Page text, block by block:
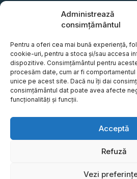
Administrează
consimțământul
Pentru a oferi cea mai bună experiență,
cookie-uri, pentru a stoca și/sau accesa
dispozitive. Consimțământul pentru
procesăm date, cum ar fi comportamentul
unice pe acest site. Dacă nu îți dai
consimțământul dat poate avea afecte
funcționalități și funcții.
Acceptă
Refuză
Vezi
info@remorci-platforme.ro
0786.720.706
0786.720.707
0786.720.708